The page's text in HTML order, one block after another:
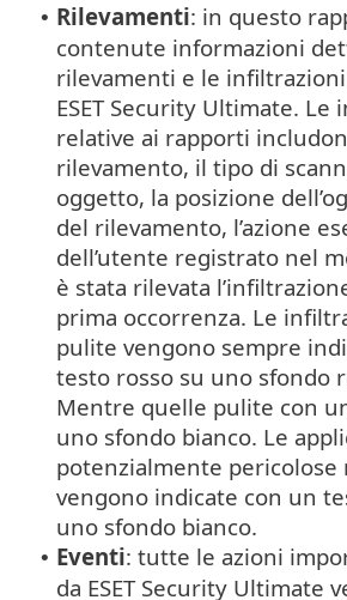
• Rilevamenti: in questo
contenute informazioni
rilevamenti e le
ESET Security Ultimate. Le
relative ai rapporti
rilevamento, il tipo di
oggetto, la posizione
del rilevamento, l’azione
dell’utente registrato nel
è stata rilevata
prima occorrenza. Le
pulite vengono sempre
testo rosso su uno sfondo
Mentre quelle pulite con
uno sfondo bianco. Le
potenzialmente pericolose
vengono indicate con un
uno sfondo bianco.
• Eventi: tutte le azioni
da ESET Security Ultimate